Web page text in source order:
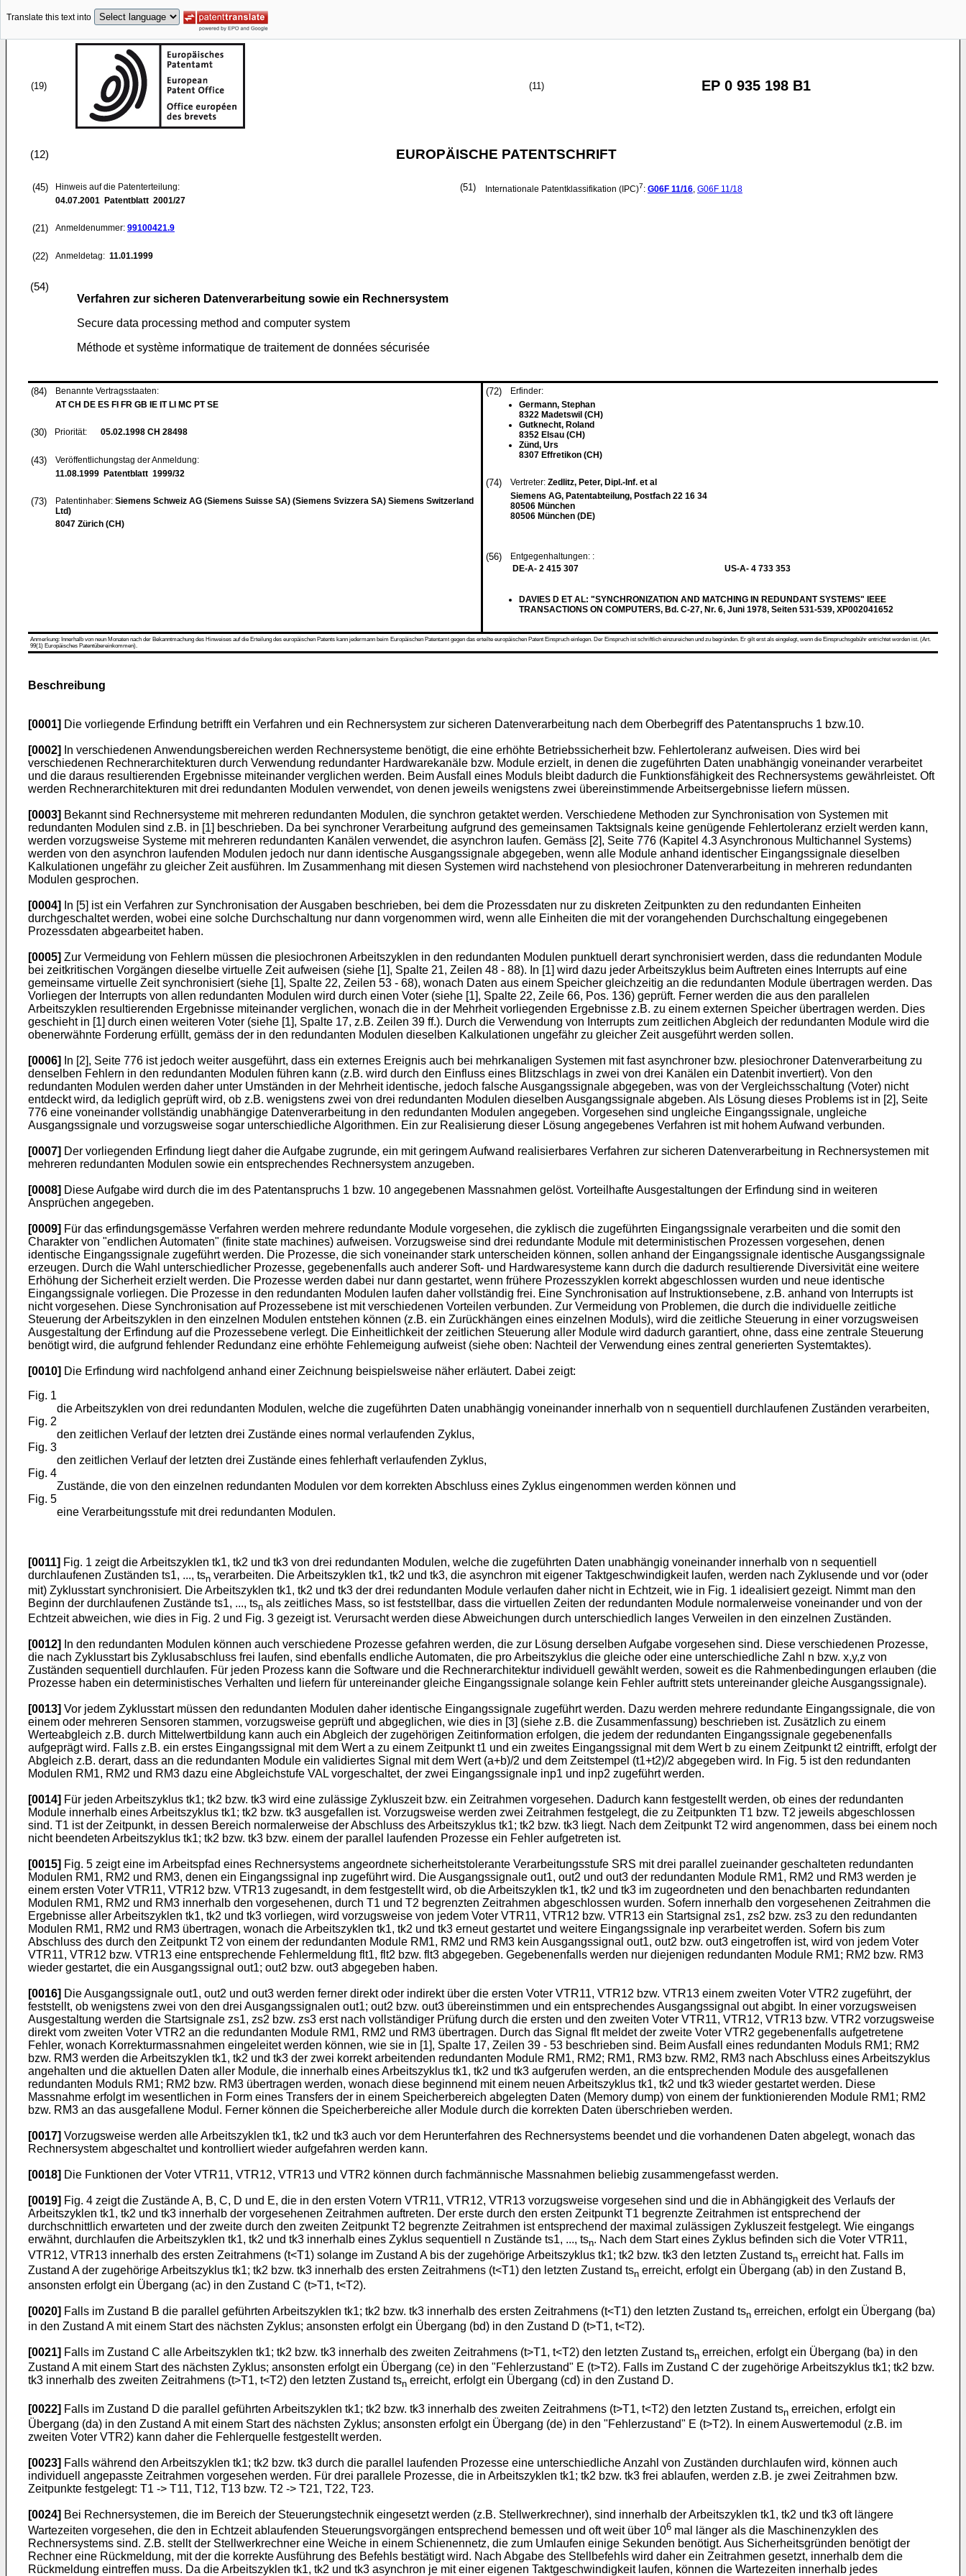
Translate this text into
(19) (11) EP 0 935 198 B1
(12) EUROPÄISCHE PATENTSCHRIFT
(45)
Hinweis auf die Patenterteilung:
04.07.2001 Patentblatt 2001/27
(21) Anmeldenummer: 99100421.9
(22) Anmeldetag: 11.01.1999
(51) Internationale Patentklassifikation (IPC)7: G06F 11/16, G06F 11/18
(54)
Verfahren zur sicheren Datenverarbeitung sowie ein Rechnersystem
Secure data processing method and computer system
Méthode et système informatique de traitement de données sécurisée
(84)
Benannte Vertragsstaaten:
AT CH DE ES FI FR GB IE IT LI MC PT SE
(30) Priorität: 05.02.1998 CH 28498
(43)
Veröffentlichungstag der Anmeldung:
11.08.1999 Patentblatt 1999/32
(73) Patentinhaber: Siemens Schweiz AG (Siemens Suisse SA) (Siemens Svizzera SA) Siemens Switzerland
Ltd)
8047 Zürich (CH)
(72)
Erfinder:
Germann, Stephan
8322 Madetswil (CH)
Gutknecht, Roland
8352 Elsau (CH)
Zünd, Urs
8307 Effretikon (CH)
(74) Vertreter: Zedlitz, Peter, Dipl.-Inf. et al
Siemens AG, Patentabteilung, Postfach 22 16 34
80506 München
80506 München (DE)
(56)
Entgegenhaltungen: :
DE-A- 2 415 307
US-A- 4 733 353
DAVIES D ET AL: "SYNCHRONIZATION AND MATCHING IN REDUNDANT SYSTEMS" IEEE
TRANSACTIONS ON COMPUTERS, Bd. C-27, Nr. 6, Juni 1978, Seiten 531-539, XP002041652
Anmerkung: Innerhalb von neun Monaten nach der Bekanntmachung des Hinweises auf die Erteilung des europäischen Patents kann jedermann beim Europäischen Patentamt gegen das erteilte europäischen Patent Einspruch einlegen. Der Einspruch ist schriftlich einzureichen und zu begründen. Er gilt erst als eingelegt, wenn die Einspruchsgebühr entrichtet worden ist. (Art.
99(1) Europäisches Patentübereinkommen).
Beschreibung
[0001] Die vorliegende Erfindung betrifft ein Verfahren und ein Rechnersystem zur sicheren Datenverarbeitung nach dem Oberbegriff des Patentanspruchs 1 bzw.10.
[0002]
In verschiedenen Anwendungsbereichen werden Rechnersysteme benötigt, die eine erhöhte Betriebssicherheit bzw. Fehlertoleranz aufweisen. Dies wird bei
verschiedenen Rechnerarchitekturen durch Verwendung redundanter Hardwarekanäle bzw. Module erzielt, in denen die zugeführten Daten unabhängig voneinander verarbeitet
und die daraus resultierenden Ergebnisse miteinander verglichen werden. Beim Ausfall eines Moduls bleibt dadurch die Funktionsfähigkeit des Rechnersystems gewährleistet. Oft
werden Rechnerarchitekturen mit drei redundanten Modulen verwendet, von denen jeweils wenigstens zwei übereinstimmende Arbeitsergebnisse liefern müssen.
[0003] Bekannt sind Rechnersysteme mit mehreren redundanten Modulen, die synchron getaktet werden. Verschiedene Methoden zur Synchronisation von Systemen mit
redundanten Modulen sind z.B. in [1] beschrieben. Da bei synchroner Verarbeitung aufgrund des gemeinsamen Taktsignals keine genügende Fehlertoleranz erzielt werden kann,
werden vorzugsweise Systeme mit mehreren redundanten Kanälen verwendet, die asynchron laufen. Gemäss [2], Seite 776 (Kapitel 4.3 Asynchronous Multichannel Systems)
werden von den asynchron laufenden Modulen jedoch nur dann identische Ausgangssignale abgegeben, wenn alle Module anhand identischer Eingangssignale dieselben
Kalkulationen ungefähr zu gleicher Zeit ausführen. Im Zusammenhang mit diesen Systemen wird nachstehend von plesiochroner Datenverarbeitung in mehreren redundanten
Modulen gesprochen.
[0004]
In [5] ist ein Verfahren zur Synchronisation der Ausgaben beschrieben, bei dem die Prozessdaten nur zu diskreten Zeitpunkten zu den redundanten Einheiten
durchgeschaltet werden, wobei eine solche Durchschaltung nur dann vorgenommen wird, wenn alle Einheiten die mit der vorangehenden Durchschaltung eingegebenen
Prozessdaten abgearbeitet haben.
[0005] Zur Vermeidung von Fehlern müssen die plesiochronen Arbeitszyklen in den redundanten Modulen punktuell derart synchronisiert werden, dass die redundanten Module
bei zeitkritischen Vorgängen dieselbe virtuelle Zeit aufweisen (siehe [1], Spalte 21, Zeilen 48 - 88). In [1] wird dazu jeder Arbeitszyklus beim Auftreten eines Interrupts auf eine
gemeinsame virtuelle Zeit synchronisiert (siehe [1], Spalte 22, Zeilen 53 - 68), wonach Daten aus einem Speicher gleichzeitig an die redundanten Module übertragen werden. Das
Vorliegen der Interrupts von allen redundanten Modulen wird durch einen Voter (siehe [1], Spalte 22, Zeile 66, Pos. 136) geprüft. Ferner werden die aus den parallelen
Arbeitszyklen resultierenden Ergebnisse miteinander verglichen, wonach die in der Mehrheit vorliegenden Ergebnisse z.B. zu einem externen Speicher übertragen werden. Dies
geschieht in [1] durch einen weiteren Voter (siehe [1], Spalte 17, z.B. Zeilen 39 ff.). Durch die Verwendung von Interrupts zum zeitlichen Abgleich der redundanten Module wird die
obenerwähnte Forderung erfüllt, gemäss der in den redundanten Modulen dieselben Kalkulationen ungefähr zu gleicher Zeit ausgeführt werden sollen.
[0006]
In [2], Seite 776 ist jedoch weiter ausgeführt, dass ein externes Ereignis auch bei mehrkanaligen Systemen mit fast asynchroner bzw. plesiochroner Datenverarbeitung zu
denselben Fehlern in den redundanten Modulen führen kann (z.B. wird durch den Einfluss eines Blitzschlags in zwei von drei Kanälen ein Datenbit invertiert). Von den
redundanten Modulen werden daher unter Umständen in der Mehrheit identische, jedoch falsche Ausgangssignale abgegeben, was von der Vergleichsschaltung (Voter) nicht
entdeckt wird, da lediglich geprüft wird, ob z.B. wenigstens zwei von drei redundanten Modulen dieselben Ausgangssignale abgeben. Als Lösung dieses Problems ist in [2], Seite
776 eine voneinander vollständig unabhängige Datenverarbeitung in den redundanten Modulen angegeben. Vorgesehen sind ungleiche Eingangssignale, ungleiche
Ausgangssignale und vorzugsweise sogar unterschiedliche Algorithmen. Ein zur Realisierung dieser Lösung angegebenes Verfahren ist mit hohem Aufwand verbunden.
[0007] Der vorliegenden Erfindung liegt daher die Aufgabe zugrunde, ein mit geringem Aufwand realisierbares Verfahren zur sicheren Datenverarbeitung in Rechnersystemen mit
mehreren redundanten Modulen sowie ein entsprechendes Rechnersystem anzugeben.
[0008] Diese Aufgabe wird durch die im des Patentanspruchs 1 bzw. 10 angegebenen Massnahmen gelöst. Vorteilhafte Ausgestaltungen der Erfindung sind in weiteren
Ansprüchen angegeben.
[0009] Für das erfindungsgemässe Verfahren werden mehrere redundante Module vorgesehen, die zyklisch die zugeführten Eingangssignale verarbeiten und die somit den
Charakter von "endlichen Automaten" (finite state machines) aufweisen. Vorzugsweise sind drei redundante Module mit deterministischen Prozessen vorgesehen, denen
identische Eingangssignale zugeführt werden. Die Prozesse, die sich voneinander stark unterscheiden können, sollen anhand der Eingangssignale identische Ausgangssignale
erzeugen. Durch die Wahl unterschiedlicher Prozesse, gegebenenfalls auch anderer Soft- und Hardwaresysteme kann durch die dadurch resultierende Diversivität eine weitere
Erhöhung der Sicherheit erzielt werden. Die Prozesse werden dabei nur dann gestartet, wenn frühere Prozesszyklen korrekt abgeschlossen wurden und neue identische
Eingangssignale vorliegen. Die Prozesse in den redundanten Modulen laufen daher vollständig frei. Eine Synchronisation auf Instruktionsebene, z.B. anhand von Interrupts ist
nicht vorgesehen. Diese Synchronisation auf Prozessebene ist mit verschiedenen Vorteilen verbunden. Zur Vermeidung von Problemen, die durch die individuelle zeitliche
Steuerung der Arbeitszyklen in den einzelnen Modulen entstehen können (z.B. ein Zurückhängen eines einzelnen Moduls), wird die zeitliche Steuerung in einer vorzugsweisen
Ausgestaltung der Erfindung auf die Prozessebene verlegt. Die Einheitlichkeit der zeitlichen Steuerung aller Module wird dadurch garantiert, ohne, dass eine zentrale Steuerung
benötigt wird, die aufgrund fehlender Redundanz eine erhöhte Fehlemeigung aufweist (siehe oben: Nachteil der Verwendung eines zentral generierten Systemtaktes).
[0010] Die Erfindung wird nachfolgend anhand einer Zeichnung beispielsweise näher erläutert. Dabei zeigt:
Fig. 1
die Arbeitszyklen von drei redundanten Modulen, welche die zugeführten Daten unabhängig voneinander innerhalb von n sequentiell durchlaufenen Zuständen verarbeiten,
Fig. 2
den zeitlichen Verlauf der letzten drei Zustände eines normal verlaufenden Zyklus,
Fig. 3
den zeitlichen Verlauf der letzten drei Zustände eines fehlerhaft verlaufenden Zyklus,
Fig. 4
Zustände, die von den einzelnen redundanten Modulen vor dem korrekten Abschluss eines Zyklus eingenommen werden können und
Fig. 5
eine Verarbeitungsstufe mit drei redundanten Modulen.
[0011] Fig. 1 zeigt die Arbeitszyklen tk1, tk2 und tk3 von drei redundanten Modulen, welche die zugeführten Daten unabhängig voneinander innerhalb von n sequentiell
durchlaufenen Zuständen ts1, ..., tsn verarbeiten. Die Arbeitszyklen tk1, tk2 und tk3, die asynchron mit eigener Taktgeschwindigkeit laufen, werden nach Zyklusende und vor (oder
mit) Zyklusstart synchronisiert. Die Arbeitszyklen tk1, tk2 und tk3 der drei redundanten Module verlaufen daher nicht in Echtzeit, wie in Fig. 1 idealisiert gezeigt. Nimmt man den
Beginn der durchlaufenen Zustände ts1, ..., tsn als zeitliches Mass, so ist feststellbar, dass die virtuellen Zeiten der redundanten Module normalerweise voneinander und von der
Echtzeit abweichen, wie dies in Fig. 2 und Fig. 3 gezeigt ist. Verursacht werden diese Abweichungen durch unterschiedlich langes Verweilen in den einzelnen Zuständen.
[0012]
In den redundanten Modulen können auch verschiedene Prozesse gefahren werden, die zur Lösung derselben Aufgabe vorgesehen sind. Diese verschiedenen Prozesse,
die nach Zyklusstart bis Zyklusabschluss frei laufen, sind ebenfalls endliche Automaten, die pro Arbeitszyklus die gleiche oder eine unterschiedliche Zahl n bzw. x,y,z von
Zuständen sequentiell durchlaufen. Für jeden Prozess kann die Software und die Rechnerarchitektur individuell gewählt werden, soweit es die Rahmenbedingungen erlauben (die
Prozesse haben ein deterministisches Verhalten und liefern für untereinander gleiche Eingangssignale solange kein Fehler auftritt stets untereinander gleiche Ausgangssignale).
[0013] Vor jedem Zyklusstart müssen den redundanten Modulen daher identische Eingangssignale zugeführt werden. Dazu werden mehrere redundante Eingangssignale, die von
einem oder mehreren Sensoren stammen, vorzugsweise geprüft und abgeglichen, wie dies in [3] (siehe z.B. die Zusammenfassung) beschrieben ist. Zusätzlich zu einem
Werteabgleich z.B. durch Mittelwertbildung kann auch ein Abgleich der zugehörigen Zeitinformation erfolgen, die jedem der redundanten Eingangssignale gegebenenfalls
aufgeprägt wird. Falls z.B. ein erstes Eingangssignal mit dem Wert a zu einem Zeitpunkt t1 und ein zweites Eingangssignal mit dem Wert b zu einem Zeitpunkt t2 eintrifft, erfolgt der
Abgleich z.B. derart, dass an die redundanten Module ein validiertes Signal mit dem Wert (a+b)/2 und dem Zeitstempel (t1+t2)/2 abgegeben wird. In Fig. 5 ist den redundanten
Modulen RM1, RM2 und RM3 dazu eine Abgleichstufe VAL vorgeschaltet, der zwei Eingangssignale inp1 und inp2 zugeführt werden.
[0014] Für jeden Arbeitszyklus tk1; tk2 bzw. tk3 wird eine zulässige Zykluszeit bzw. ein Zeitrahmen vorgesehen. Dadurch kann festgestellt werden, ob eines der redundanten
Module innerhalb eines Arbeitszyklus tk1; tk2 bzw. tk3 ausgefallen ist. Vorzugsweise werden zwei Zeitrahmen festgelegt, die zu Zeitpunkten T1 bzw. T2 jeweils abgeschlossen
sind. T1 ist der Zeitpunkt, in dessen Bereich normalerweise der Abschluss des Arbeitszyklus tk1; tk2 bzw. tk3 liegt. Nach dem Zeitpunkt T2 wird angenommen, dass bei einem noch
nicht beendeten Arbeitszyklus tk1; tk2 bzw. tk3 bzw. einem der parallel laufenden Prozesse ein Fehler aufgetreten ist.
[0015] Fig. 5 zeigt eine im Arbeitspfad eines Rechnersystems angeordnete sicherheitstolerante Verarbeitungsstufe SRS mit drei parallel zueinander geschalteten redundanten
Modulen RM1, RM2 und RM3, denen ein Eingangssignal inp zugeführt wird. Die Ausgangssignale out1, out2 und out3 der redundanten Module RM1, RM2 und RM3 werden je
einem ersten Voter VTR11, VTR12 bzw. VTR13 zugesandt, in dem festgestellt wird, ob die Arbeitszyklen tk1, tk2 und tk3 im zugeordneten und den benachbarten redundanten
Modulen RM1, RM2 und RM3 innerhalb den vorgesehenen, durch T1 und T2 begrenzten Zeitrahmen abgeschlossen wurden. Sofern innerhalb den vorgesehenen Zeitrahmen die
Ergebnisse aller Arbeitszyklen tk1, tk2 und tk3 vorliegen, wird vorzugsweise von jedem Voter VTR11, VTR12 bzw. VTR13 ein Startsignal zs1, zs2 bzw. zs3 zu den redundanten
Modulen RM1, RM2 und RM3 übertragen, wonach die Arbeitszyklen tk1, tk2 und tk3 erneut gestartet und weitere Eingangssignale inp verarbeitet werden. Sofern bis zum
Abschluss des durch den Zeitpunkt T2 von einem der redundanten Module RM1, RM2 und RM3 kein Ausgangssignal out1, out2 bzw. out3 eingetroffen ist, wird von jedem Voter
VTR11, VTR12 bzw. VTR13 eine entsprechende Fehlermeldung flt1, flt2 bzw. flt3 abgegeben. Gegebenenfalls werden nur diejenigen redundanten Module RM1; RM2 bzw. RM3
wieder gestartet, die ein Ausgangssignal out1; out2 bzw. out3 abgegeben haben.
[0016] Die Ausgangssignale out1, out2 und out3 werden ferner direkt oder indirekt über die ersten Voter VTR11, VTR12 bzw. VTR13 einem zweiten Voter VTR2 zugeführt, der
feststellt, ob wenigstens zwei von den drei Ausgangssignalen out1; out2 bzw. out3 übereinstimmen und ein entsprechendes Ausgangssignal out abgibt. In einer vorzugsweisen
Ausgestaltung werden die Startsignale zs1, zs2 bzw. zs3 erst nach vollständiger Prüfung durch die ersten und den zweiten Voter VTR11, VTR12, VTR13 bzw. VTR2 vorzugsweise
direkt vom zweiten Voter VTR2 an die redundanten Module RM1, RM2 und RM3 übertragen. Durch das Signal flt meldet der zweite Voter VTR2 gegebenenfalls aufgetretene
Fehler, wonach Korrekturmassnahmen eingeleitet werden können, wie sie in [1], Spalte 17, Zeilen 39 - 53 beschrieben sind. Beim Ausfall eines redundanten Moduls RM1; RM2
bzw. RM3 werden die Arbeitszyklen tk1, tk2 und tk3 der zwei korrekt arbeitenden redundanten Module RM1, RM2; RM1, RM3 bzw. RM2, RM3 nach Abschluss eines Arbeitszyklus
angehalten und die aktuellen Daten aller Module, die innerhalb eines Arbeitszyklus tk1, tk2 und tk3 aufgerufen werden, an die entsprechenden Module des ausgefallenen
redundanten Moduls RM1; RM2 bzw. RM3 übertragen werden, wonach diese beginnend mit einem neuen Arbeitszyklus tk1, tk2 und tk3 wieder gestartet werden. Diese
Massnahme erfolgt im wesentlichen in Form eines Transfers der in einem Speicherbereich abgelegten Daten (Memory dump) von einem der funktionierenden Module RM1; RM2
bzw. RM3 an das ausgefallene Modul. Ferner können die Speicherbereiche aller Module durch die korrekten Daten überschrieben werden.
[0017] Vorzugsweise werden alle Arbeitszyklen tk1, tk2 und tk3 auch vor dem Herunterfahren des Rechnersystems beendet und die vorhandenen Daten abgelegt, wonach das
Rechnersystem abgeschaltet und kontrolliert wieder aufgefahren werden kann.
[0018] Die Funktionen der Voter VTR11, VTR12, VTR13 und VTR2 können durch fachmännische Massnahmen beliebig zusammengefasst werden.
[0019] Fig. 4 zeigt die Zustände A, B, C, D und E, die in den ersten Votern VTR11, VTR12, VTR13 vorzugsweise vorgesehen sind und die in Abhängigkeit des Verlaufs der
Arbeitszyklen tk1, tk2 und tk3 innerhalb der vorgesehenen Zeitrahmen auftreten. Der erste durch den ersten Zeitpunkt T1 begrenzte Zeitrahmen ist entsprechend der
durchschnittlich erwarteten und der zweite durch den zweiten Zeitpunkt T2 begrenzte Zeitrahmen ist entsprechend der maximal zulässigen Zykluszeit festgelegt. Wie eingangs
erwähnt, durchlaufen die Arbeitszyklen tk1, tk2 und tk3 innerhalb eines Zyklus sequentiell n Zustände ts1, ..., tsn. Nach dem Start eines Zyklus befinden sich die Voter VTR11,
VTR12, VTR13 innerhalb des ersten Zeitrahmens (t<T1) solange im Zustand A bis der zugehörige Arbeitszyklus tk1; tk2 bzw. tk3 den letzten Zustand tsn erreicht hat. Falls im
Zustand A der zugehörige Arbeitszyklus tk1; tk2 bzw. tk3 innerhalb des ersten Zeitrahmens (t<T1) den letzten Zustand tsn erreicht, erfolgt ein Übergang (ab) in den Zustand B,
ansonsten erfolgt ein Übergang (ac) in den Zustand C (t>T1, t<T2).
[0020] Falls im Zustand B die parallel geführten Arbeitszyklen tk1; tk2 bzw. tk3 innerhalb des ersten Zeitrahmens (t<T1) den letzten Zustand tsn erreichen, erfolgt ein Übergang (ba)
in den Zustand A mit einem Start des nächsten Zyklus; ansonsten erfolgt ein Übergang (bd) in den Zustand D (t>T1, t<T2).
[0021] Falls im Zustand C alle Arbeitszyklen tk1; tk2 bzw. tk3 innerhalb des zweiten Zeitrahmens (t>T1, t<T2) den letzten Zustand tsn erreichen, erfolgt ein Übergang (ba) in den
Zustand A mit einem Start des nächsten Zyklus; ansonsten erfolgt ein Übergang (ce) in den "Fehlerzustand" E (t>T2). Falls im Zustand C der zugehörige Arbeitszyklus tk1; tk2 bzw.
tk3 innerhalb des zweiten Zeitrahmens (t>T1, t<T2) den letzten Zustand tsn erreicht, erfolgt ein Übergang (cd) in den Zustand D.
[0022] Falls im Zustand D die parallel geführten Arbeitszyklen tk1; tk2 bzw. tk3 innerhalb des zweiten Zeitrahmens (t>T1, t<T2) den letzten Zustand tsn erreichen, erfolgt ein
Übergang (da) in den Zustand A mit einem Start des nächsten Zyklus; ansonsten erfolgt ein Übergang (de) in den "Fehlerzustand" E (t>T2). In einem Auswertemodul (z.B. im
zweiten Voter VTR2) kann daher die Fehlerquelle festgestellt werden.
[0023] Falls während den Arbeitszyklen tk1; tk2 bzw. tk3 durch die parallel laufenden Prozesse eine unterschiedliche Anzahl von Zuständen durchlaufen wird, können auch
individuell angepasste Zeitrahmen vorgesehen werden. Für drei parallele Prozesse, die in Arbeitszyklen tk1; tk2 bzw. tk3 frei ablaufen, werden z.B. je zwei Zeitrahmen bzw.
Zeitpunkte festgelegt: T1 -> T11, T12, T13 bzw. T2 -> T21, T22, T23.
[0024] Bei Rechnersystemen, die im Bereich der Steuerungstechnik eingesetzt werden (z.B. Stellwerkrechner), sind innerhalb der Arbeitszyklen tk1, tk2 und tk3 oft längere
Wartezeiten vorgesehen, die den in Echtzeit ablaufenden Steuerungsvorgängen entsprechend bemessen und oft weit über 106 mal länger als die Maschinenzyklen des
Rechnersystems sind. Z.B. stellt der Stellwerkrechner eine Weiche in einem Schienennetz, die zum Umlaufen einige Sekunden benötigt. Aus Sicherheitsgründen benötigt der
Rechner eine Rückmeldung, mit der die korrekte Ausführung des Befehls bestätigt wird. Nach Abgabe des Stellbefehls wird daher ein Zeitrahmen gesetzt, innerhalb dem die
Rückmeldung eintreffen muss. Da die Arbeitszyklen tk1, tk2 und tk3 asynchron je mit einer eigenen Taktgeschwindigkeit laufen, können die Wartezeiten innerhalb jedes